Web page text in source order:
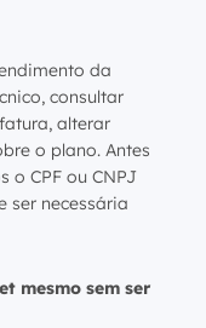
da
consultar
alterar
o plano. Antes
o CPF ou CNPJ
ser necessária
mesmo sem ser